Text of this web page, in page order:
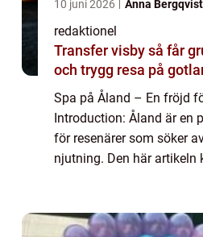
10 juni 2026 Anna Bergqvist
redaktionel
Transfer visby så får grupper en smidig
och trygg resa på
Spa på Åland – En fröjd
Introduction: Åland är en
för resenärer som söker
njutning. Den här artikeln